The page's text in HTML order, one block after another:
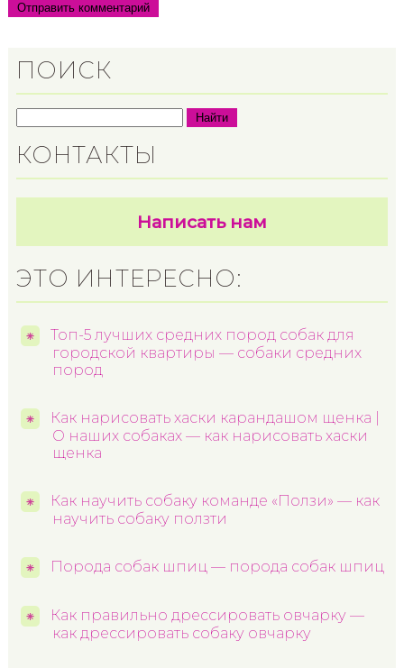
ПОИСК
Найти
КОНТАКТЫ
Написать нам
ЭТО ИНТЕРЕСНО:
Топ-5 лучших средних пород собак для
городской квартиры — собаки средних
пород
Как нарисовать хаски карандашом щенка |
О наших собаках — как нарисовать хаски
щенка
Как научить собаку команде «Ползи» — как
научить собаку ползти
Порода собак шпиц — порода собак шпиц
Как правильно дрессировать овчарку —
как дрессировать собаку овчарку